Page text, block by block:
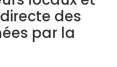
des
par la